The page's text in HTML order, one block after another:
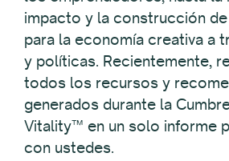
impacto y la construcción
para la economía creativa a
y políticas. Recientemente,
todos los recursos y
generados durante la
Vitality™ en un solo informe
con ustedes.